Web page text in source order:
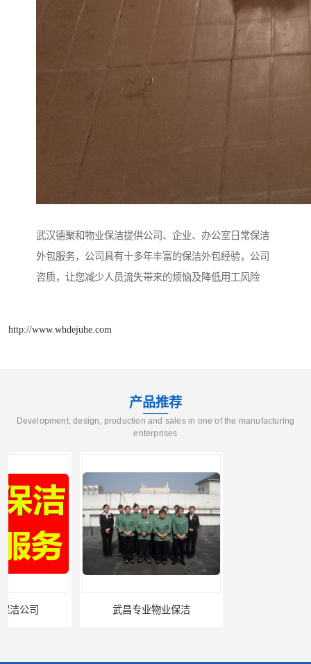
武汉德聚和物业保洁提供公司、企业、办公室日常保洁
外包服务，公司具有十多年丰富的保洁外包经验，公司
咨质，让您减少人员流失带来的烦恼及降低用工风险
http://www.whdejuhe.com
产品推荐
Development, design, production and sales in one of the manufacturing
enterprises
武昌专业物业保洁 武汉办公写字楼保洁外包